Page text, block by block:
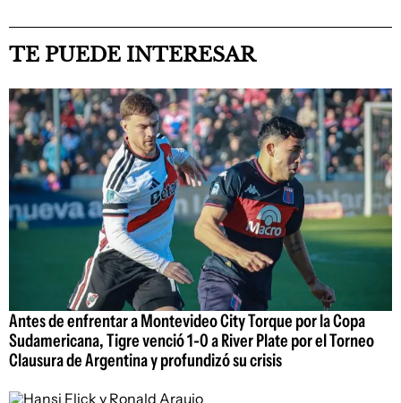
TE PUEDE INTERESAR
Antes de enfrentar a Montevideo City Torque por la Copa
Sudamericana, Tigre venció 1-0 a River Plate por el Torneo
Clausura de Argentina y profundizó su crisis